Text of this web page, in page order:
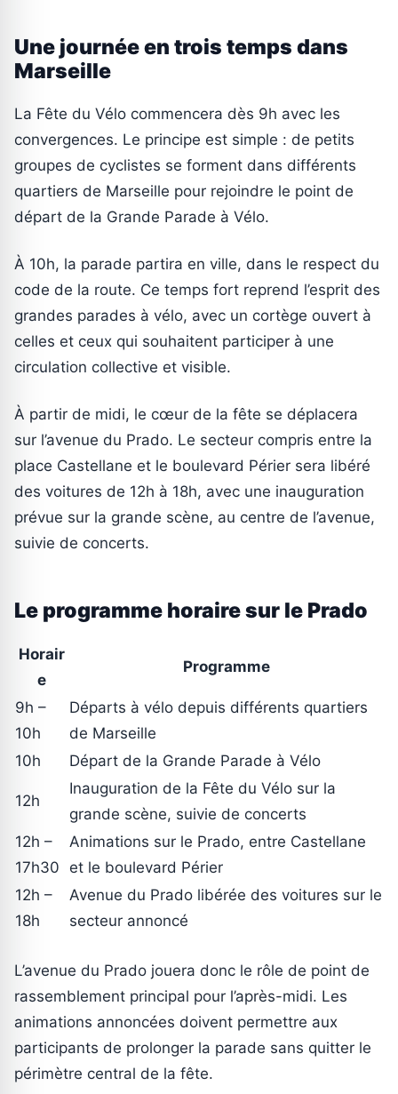
Une journée en trois temps dans
Marseille
La Fête du Vélo commencera dès 9h avec les
convergences. Le principe est simple : de petits
groupes de cyclistes se forment dans différents
quartiers de Marseille pour rejoindre le point de
départ de la Grande Parade à Vélo.
À 10h, la parade partira en ville, dans le respect du
code de la route. Ce temps fort reprend l’esprit des
grandes parades à vélo, avec un cortège ouvert à
celles et ceux qui souhaitent participer à une
circulation collective et visible.
À partir de midi, le cœur de la fête se déplacera
sur l’avenue du Prado. Le secteur compris entre la
place Castellane et le boulevard Périer sera libéré
des voitures de 12h à 18h, avec une inauguration
prévue sur la grande scène, au centre de l’avenue,
suivie de concerts.
Le programme horaire sur le Prado
Horair
e
Programme
9h –
10h
Départs à vélo depuis différents quartiers
de Marseille
10h
Départ de la Grande Parade à Vélo
12h
Inauguration de la Fête du Vélo sur la
grande scène, suivie de concerts
12h –
17h30
Animations sur le Prado, entre Castellane
et le boulevard Périer
12h –
18h
Avenue du Prado libérée des voitures sur le
secteur annoncé
L’avenue du Prado jouera donc le rôle de point de
rassemblement principal pour l’après-midi. Les
animations annoncées doivent permettre aux
participants de prolonger la parade sans quitter le
périmètre central de la fête.